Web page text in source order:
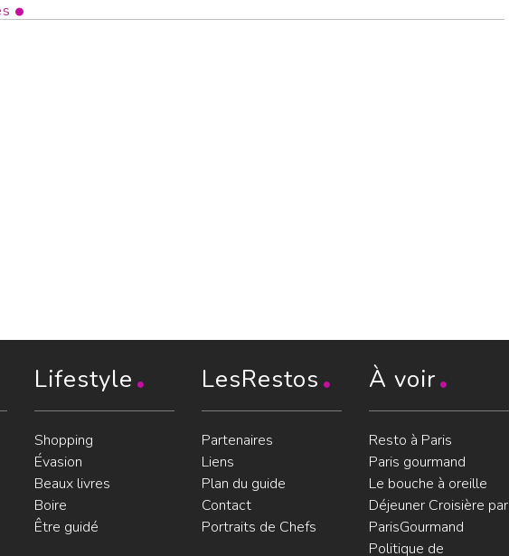
Lifestyle
Shopping
Évasion
Beaux livres
Boire
Être guidé
LesRestos
Partenaires
Liens
Plan du guide
Contact
Portraits de Chefs
À voir
Resto à Paris
Paris gourmand
Le bouche à oreille
Déjeuner Croisière par
ParisGourmand
Politique de